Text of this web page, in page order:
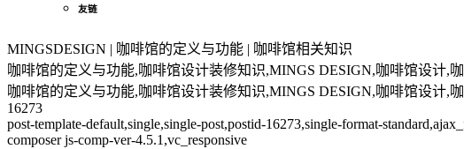
友链
MINGSDESIGN | 咖啡馆的定义与功能 | 咖啡馆相关知识
咖啡馆的定义与功能,咖啡馆设计装修知识,MINGS DESIGN,咖啡馆设计
咖啡馆的定义与功能,咖啡馆设计装修知识,MINGS DESIGN,咖啡馆设计
16273
post-template-default,single,single-post,postid-16273,single-format-
composer js-comp-ver-4.5.1,vc_responsive